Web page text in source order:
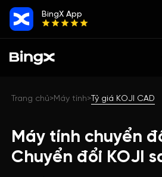
BingX App
Trang chủ>Máy tính>Tỷ giá KOJI CAD
Máy tính chuyển
Chuyển đổi KOJI